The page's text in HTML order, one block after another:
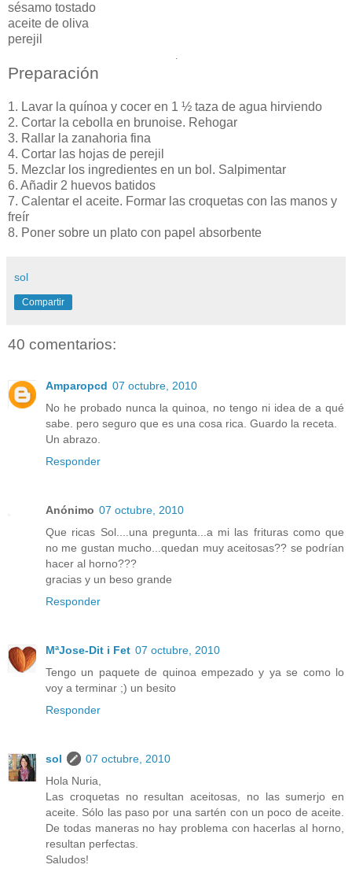
sésamo tostado
aceite de oliva
perejil
.
Preparación
1. Lavar la quínoa y cocer en 1 ½ taza de agua hirviendo
2. Cortar la cebolla en brunoise. Rehogar
3. Rallar la zanahoria fina
4. Cortar las hojas de perejil
5. Mezclar los ingredientes en un bol. Salpimentar
6. Añadir 2 huevos batidos
7. Calentar el aceite. Formar las croquetas con las manos y
freír
8. Poner sobre un plato con papel absorbente
sol
Compartir
40 comentarios:
Amparopcd 07 octubre, 2010
No he probado nunca la quinoa, no tengo ni idea de a qué
sabe. pero seguro que es una cosa rica. Guardo la receta.
Un abrazo.
Responder
Anónimo 07 octubre, 2010
Que ricas Sol....una pregunta...a mi las frituras como que
no me gustan mucho...quedan muy aceitosas?? se podrían
hacer al horno???
gracias y un beso grande
Responder
MªJose-Dit i Fet 07 octubre, 2010
Tengo un paquete de quinoa empezado y ya se como lo
voy a terminar ;) un besito
Responder
sol
07 octubre, 2010
Hola Nuria,
Las croquetas no resultan aceitosas, no las sumerjo en
aceite. Sólo las paso por una sartén con un poco de aceite.
De todas maneras no hay problema con hacerlas al horno,
resultan perfectas.
Saludos!